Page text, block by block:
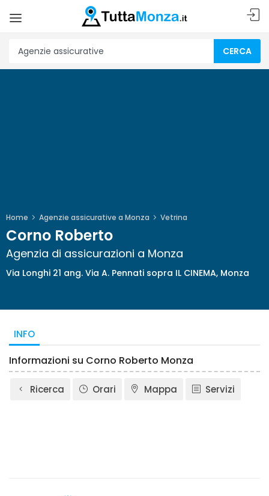
CERCA
Home Agenzie assicurative a Monza Vetrina
Corno Roberto
Agenzia di assicurazioni a Monza
Via Longhi 21 ang. Via A. Pennati sopra IL CINEMA, Monza
INFO
Informazioni su Corno Roberto Monza
Ricerca Orari Mappa Servizi